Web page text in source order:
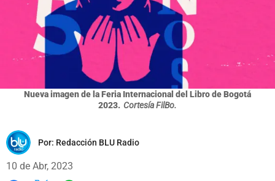
Nueva imagen de la Feria Internacional del Libro de Bogotá
2023. Cortesía FilBo.
Por: Redacción BLU Radio
10 de Abr, 2023